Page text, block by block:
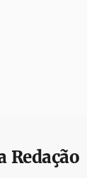
Redação